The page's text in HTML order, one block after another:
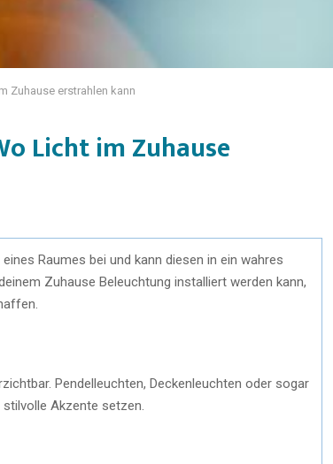
Zuhause erstrahlen kann
Licht im Zuhause
Raumes bei und kann diesen in ein wahres
Zuhause Beleuchtung installiert werden kann,
Pendelleuchten, Deckenleuchten oder sogar
Akzente setzen.